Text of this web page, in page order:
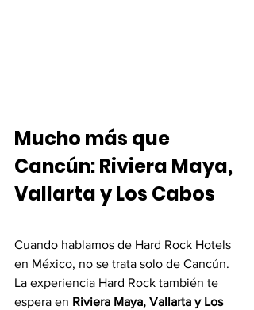
Mucho más que
Cancún: Riviera Maya,
Vallarta y Los Cabos
Cuando hablamos de Hard Rock Hotels
en México, no se trata solo de Cancún.
La experiencia Hard Rock también te
espera en Riviera Maya, Vallarta y Los